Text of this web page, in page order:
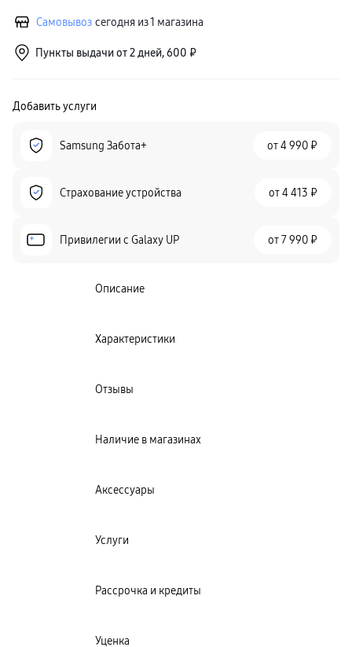
Самовывоз сегодня из 1 магазина
Пункты выдачи от 2 дней, 600 ₽
Добавить услуги
Samsung Забота+ от4 990 ₽
Страхование устройства от4 413 ₽
Привилегии c Galaxy UP от7 990 ₽
Описание
Характеристики
Отзывы
Наличие в магазинах
Аксессуары
Услуги
Рассрочка и кредиты
Уценка